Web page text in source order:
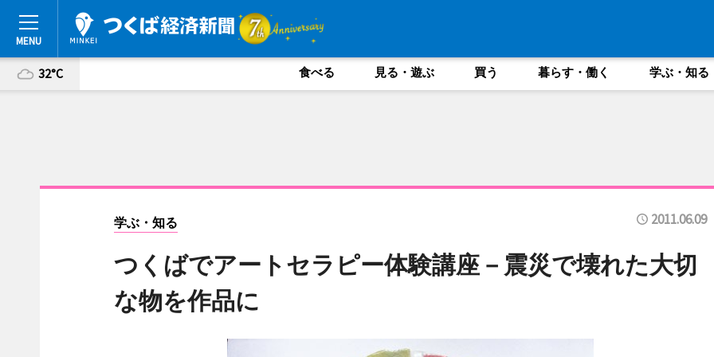
32°C 食べる 見る・遊ぶ 買う 暮らす・働く 学ぶ・知る
学ぶ・知る 2011.06.09
つくばでアートセラピー体験講座－震災で壊れた大切
な物を作品に